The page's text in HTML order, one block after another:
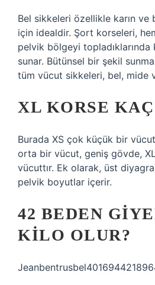
Bel sikkeleri özellikle karın ve
için idealdir. Şort korseleri,
pelvik bölgeyi topladıklarında
sunar. Bütünsel bir şekil
tüm vücut sikkeleri, bel, mide
XL KORSE
Burada XS çok küçük bir
orta bir vücut, geniş gövde,
vücuttır. Ek olarak, üst
pelvik boyutlar içerir.
42 BEDEN
KILO OLUR?